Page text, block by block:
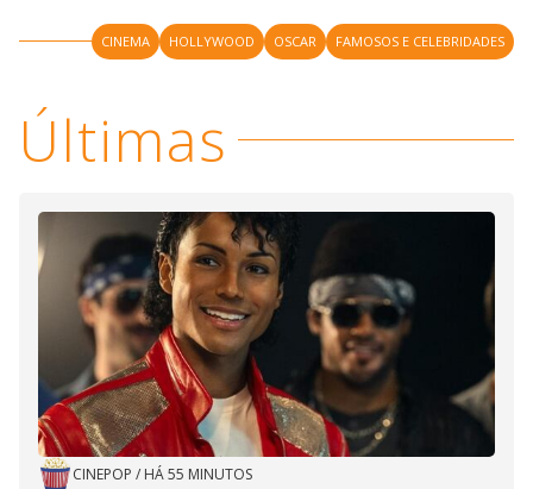
CINEMA HOLLYWOOD OSCAR FAMOSOS E CELEBRIDADES
Últimas
CINEPOP / HÁ 55 MINUTOS